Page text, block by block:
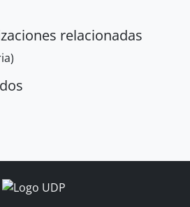
relacionadas